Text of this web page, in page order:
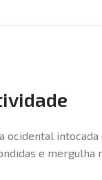
ocidental
e